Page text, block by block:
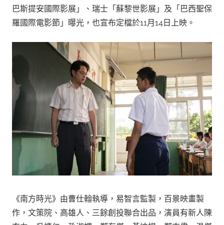
巴斯提安國際影展」、瑞士「蘇黎世影展」及「巴西聖保
羅國際電影節」曝光，也宣布定檔於11月14日上映。
《南方時光》由曹仕翰執導，易智言監製，百景映畫製
作，文策院、高雄人、三餘創投聯合出品，演員有新人陳